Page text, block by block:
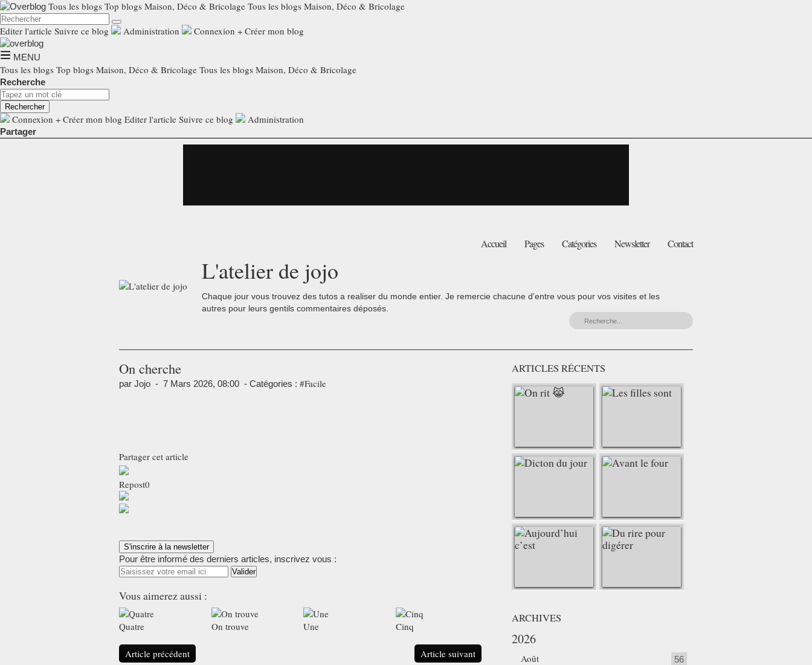
Tous les blogs Top blogs Maison, Déco & Bricolage Tous les blogs Maison, Déco & Bricolage
Editer l'article Suivre ce blog Administration Connexion + Créer mon blog
MENU
Tous les blogs Top blogs Maison, Déco & Bricolage Tous les blogs Maison, Déco & Bricolage
Recherche
Rechercher
Connexion + Créer mon blog Editer l'article Suivre ce blog Administration
Partager
Accueil Pages Catégories Newsletter Contact
L'atelier de jojo
Chaque jour vous trouvez des tutos a realiser du monde entier. Je remercie chacune d'entre vous pour vos visites et les
autres pour leurs gentils commentaires déposés.
On cherche
par Jojo - 7 Mars 2026, 08:00 - Catégories : #Facile
Partager cet article
Repost0
S'inscrire à la newsletter
Pour être informé des derniers articles, inscrivez vous :
Vous aimerez aussi :
Quatre On trouve Une Cinq
Article précédent Article suivant
ARTICLES RÉCENTS
ARCHIVES
2026
Août 56